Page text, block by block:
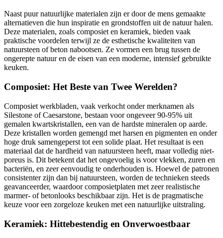
Naast puur natuurlijke materialen zijn er door de mens gemaakte
alternatieven die hun inspiratie en grondstoffen uit de natuur halen.
Deze materialen, zoals composiet en keramiek, bieden vaak
praktische voordelen terwijl ze de esthetische kwaliteiten van
natuursteen of beton nabootsen. Ze vormen een brug tussen de
ongerepte natuur en de eisen van een moderne, intensief gebruikte
keuken.
Composiet: Het Beste van Twee Werelden?
Composiet werkbladen, vaak verkocht onder merknamen als
Silestone of Caesarstone, bestaan voor ongeveer 90-95% uit
gemalen kwartskristallen, een van de hardste mineralen op aarde.
Deze kristallen worden gemengd met harsen en pigmenten en onder
hoge druk samengeperst tot een solide plaat. Het resultaat is een
materiaal dat de hardheid van natuursteen heeft, maar volledig niet-
poreus is. Dit betekent dat het ongevoelig is voor vlekken, zuren en
bacteriën, en zeer eenvoudig te onderhouden is. Hoewel de patronen
consistenter zijn dan bij natuursteen, worden de technieken steeds
geavanceerder, waardoor composietplaten met zeer realistische
marmer- of betonlooks beschikbaar zijn. Het is de pragmatische
keuze voor een zorgeloze keuken met een natuurlijke uitstraling.
Keramiek: Hittebestendig en Onverwoestbaar